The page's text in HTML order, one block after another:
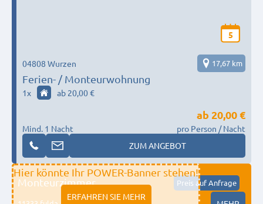
5
Ferien- / Monteurwohnung
04808 Wurzen 17,67 km
1x ab 20,00 €
Mind. 1 Nacht
ab 20,00 €
pro Person / Nacht
ZUM ANGEBOT
Hier könnte Ihr POWER-Banner stehen!
ERFAHREN SIE MEHR
Monteurzimmer Preis auf Anfrage